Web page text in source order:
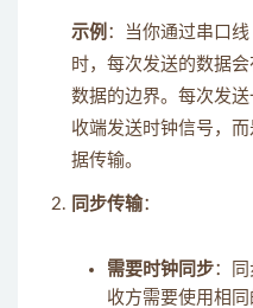
示例 ：当你通过串口
时，每次发送的数据
数据的边界。每次发
收端发送时钟信号，
据传输。
同步传输：
需要时钟同步：
收方需要使用相同